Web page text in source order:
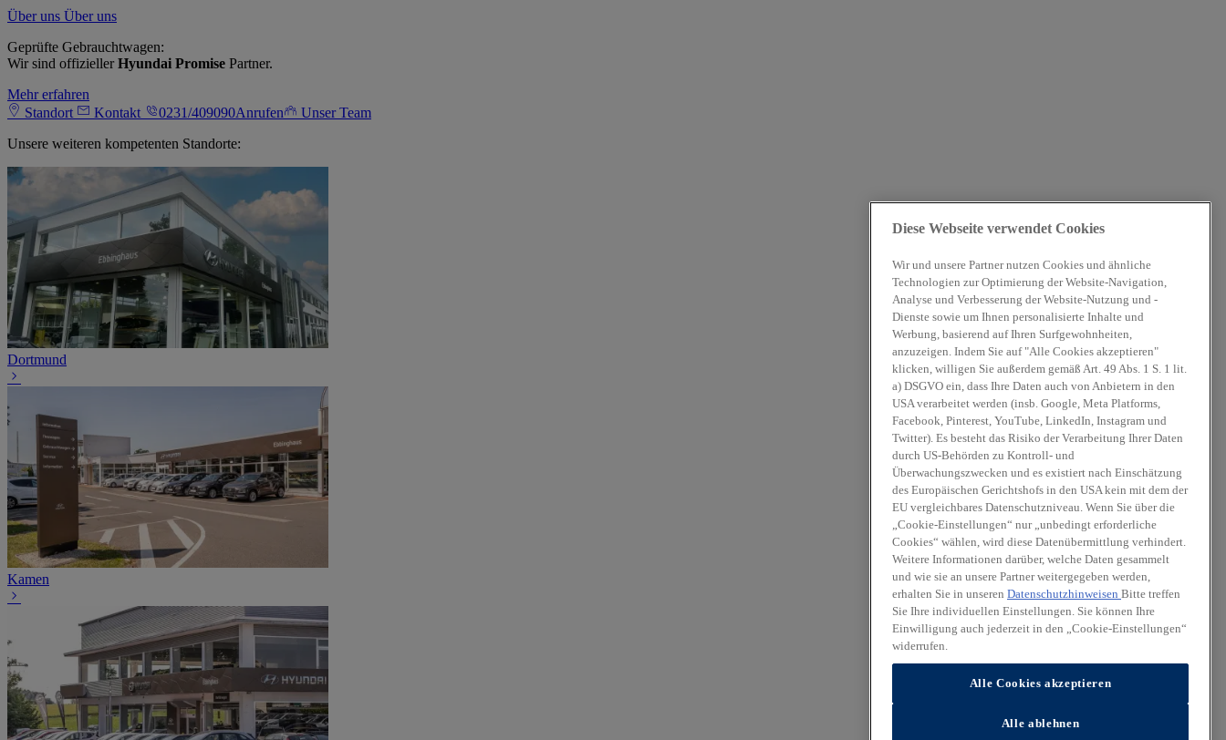
Über uns Über uns
Geprüfte Gebrauchtwagen:
Wir sind offiziellerHyundai Promise Partner.
Mehr erfahren
Standort
Kontakt 0231/409090Anrufen
Unser Team
Unsere weiteren kompetenten Standorte:
Dortmund
Kamen
Diese Webseite verwendet Cookies
Wir und unsere Partner nutzen Cookies und ähnliche
Technologien zur Optimierung der Website-Navigation,
Analyse und Verbesserung der Website-Nutzung und -
Dienste sowie um Ihnen personalisierte Inhalte und
Werbung, basierend auf Ihren Surfgewohnheiten,
anzuzeigen. Indem Sie auf "Alle Cookies akzeptieren"
klicken, willigen Sie außerdem gemäß Art. 49 Abs. 1 S. 1 lit.
a) DSGVO ein, dass Ihre Daten auch von Anbietern in den
USA verarbeitet werden (insb. Google, Meta Platforms,
Facebook, Pinterest, YouTube, LinkedIn, Instagram und
Twitter). Es besteht das Risiko der Verarbeitung Ihrer Daten
durch US-Behörden zu Kontroll- und
Überwachungszwecken und es existiert nach Einschätzung
des Europäischen Gerichtshofs in den USA kein mit dem der
EU vergleichbares Datenschutzniveau. Wenn Sie über die
„Cookie-Einstellungen“ nur „unbedingt erforderliche
Cookies“ wählen, wird diese Datenübermittlung verhindert.
Weitere Informationen darüber, welche Daten gesammelt
und wie sie an unsere Partner weitergegeben werden,
erhalten Sie in unseren Datenschutzhinweisen Bitte treffen
Sie Ihre individuellen Einstellungen. Sie können Ihre
Einwilligung auch jederzeit in den „Cookie-Einstellungen“
widerrufen.
Alle Cookies akzeptieren
Alle ablehnen